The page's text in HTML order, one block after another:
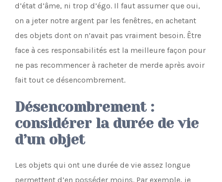
d’état d’âme, ni trop d’égo. Il faut assumer que oui,
on a jeter notre argent par les fenêtres, en achetant
des objets dont on n’avait pas vraiment besoin. Être
face à ces responsabilités est la meilleure façon pour
ne pas recommencer à racheter de merde après avoir
fait tout ce désencombrement.
Désencombrement :
considérer la durée de vie
d’un objet
Les objets qui ont une durée de vie assez longue
permettent d’en posséder moins. Par exemple, je